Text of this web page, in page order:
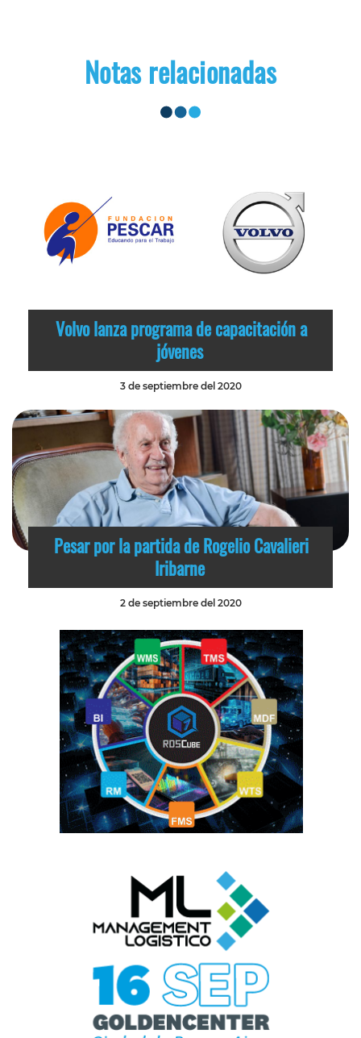
Notas relacionadas
Volvo lanza programa de capacitación a
jóvenes
3 de septiembre del 2020
Pesar por la partida de Rogelio Cavalieri
Iribarne
2 de septiembre del 2020